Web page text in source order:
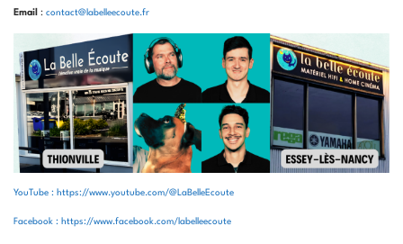
Email : contact@labelleecoute.fr
YouTube : https://www.youtube.com/@LaBelleEcoute
Facebook : https://www.facebook.com/labelleecoute